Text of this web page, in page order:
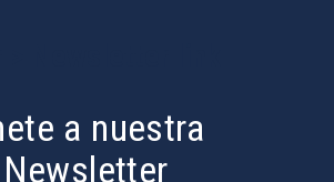
a nuestra
Newsletter